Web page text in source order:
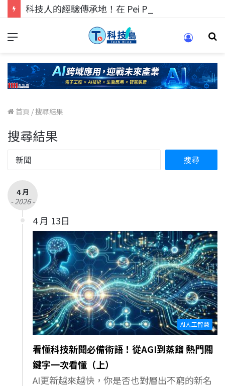
首頁 /搜尋結果
搜尋結果
4 月
- 2026 -
4 月 13日
AI人工智慧
看懂科技新聞必備術語！從AGI到蒸餾 熱門關
鍵字一次看懂（上）
AI更新越來越快，你是否也對層出不窮的新名